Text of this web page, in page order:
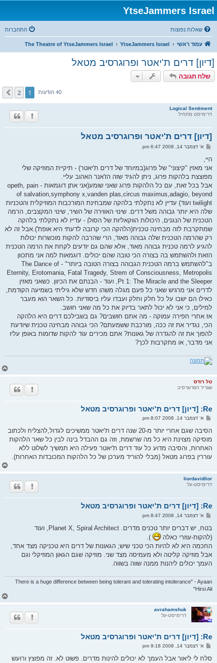
YtseJammers Israel
שאלות נפוצות התחברות
עמוד ראשי YtseJammers Israel
The Theatre of YtseJammers Israel
[דיון] דרים ת'יאטר ופרוגרסיב מטאל
שלח תגובה
40 הודעות 1
2 הבא
Logical Sentiment
דרימיסט מתחיל
[דיון] דרים ת'יאטר ופרוגרסיב מטאל
ש
י
ח
ה
א' דצמבר 14, 2008 6:47 pm
היי,
אני מאזין "קיצוני" של פרוג(במיוחד של דרים ת'יאטר) - תיקיית המוזיקה שלי
מפוצצת בלהקות פרוג, ניתן להגיד שזה הז'אנר האהוב עליי.
אבל בכל זאת, עם כל הלהקות פרוג שאני שומע(אני אתן דוגמאות - opeth, pain
of salvation,symphony x,vanden plas,circus maximus,adagio, beyond
twilight ועוד) עדיין לא נתקלתי בלהקה שמבחינת המורכבות המוזיקלית והטכניות
שלה היא יותר גבוהה משל דרים. שינוי האווירה של השיר, שינוי המקצבים, הרמה
הטכנית של הנגנים, היכולות הווקאליות של הסולן - עדייו לא נתקלתי בלהקה
שמתקרבת לזה מבחינה טכנית(הלהקה הכי קרובה לדעתי היא אופת').אבל זה לא
רק שהרמה הטכנית שלה גבוהה מאוד, הרי שהרבה להקות מוכשרות יכולות
להגיע לרמה טכנית גבוהה מאוד, אלא שהם גם יודעים לקחת את הרמה הטכנית
הזאת ולהשתמש בה בצורה הכי טובה שהם יכולים. דוגמאות למה אני מתכוון
ב"להשתמש ברמה הטכנית הגבוהה בצורה הטובה ביותר" - The Dance of
Eternity, Erotomania, Fatal Tragedy, Strem of Consciousness, Metropolis
Pt 1: The Miracle and the Sleeper, ועוד - הבנתם את הכיוון. כשאני מאזין
לדרים אני מרגיש שאני כל פעם מגלה משהו חדש שלא גיליתי בשמיעה הקודמת,
כאילו הם ישבו על כל חלק וחלק ועבדו עליו ביסודיות. כל השאר הוא מעבר
למילים, כי אני לא יכול לתאר בדיוק את כל מה שאני חושב.
אז אחרי חפירה עמוקה - מה אתם חושבים? גם בשבילכם דרים היא הלהקה
הכי, נגדיר את זה ככה, מורכבת ששמעתם? הכי גבוהה מבחינה טכנית שיודעת
להפוך את זה להגדרה של גאונות? אתם מכירים עוד להקות שדומות באופן עליו
אני מדבר, או מתקרבות לכך?
ז
טל רודס
שגריר הפרוגרסיב
Re: [דיון] דרים ת'יאטר ופרוגרסיב מטאל
י
ה
א' דצמבר 14, 2008 8:07 pm
הסיבה שגם אחרי יותר מ-20 שנה דרים ת'יאטר ממשיכים לגדול,להצליח ולכתוב
מוסיקה מצוינת היא כל מה שרשמת, וזה גם ההבדל בינה לבין כל שאר הלהקות
האחרות, והסיבה מדוע כל עוד דרים ת'יאטר פעילה היא תמשיך לשלוט ללא
עוררין בפרוג מטאל (מבלי להוריד מערכן של כל הלהקות המכובדות האחרות).
liordavidlior
דרימיסט-על
Re: [דיון] דרים ת'יאטר ופרוגרסיב מטאל
ש
י
ה
א' דצמבר 14, 2008 8:47 pm
בטח, יש דברים יותר טכנים מדרים. Planet X, Spiral Architect, ועוד
(להקות-עוזרי כאלה
).
החכמה היא לא להיות הכי טכני שיש; הגאונות של דרים היא טכניקה מצד אחד,
אבל מוזיקה קליטה ולא מעמיסה מצד שני. מוזיקה שגם הגאון המוזיקלי וגם
העמך יכולים ליהנות ממנה שווה בשווה.
There is a huge difference between being tolerant and tolerating intolerance" - Ayaan
Hirsi Ali"
ז
avrahamshuk
דרימיסט-על
Re: [דיון] דרים ת'יאטר ופרוגרסיב מטאל
ש
י
א' דצמבר 14, 2008 9:18 pm
סלח לי ליאור אבל העמך לא יכולים להינות מדרים. פשוט לא. זה מפוצץ ורועש